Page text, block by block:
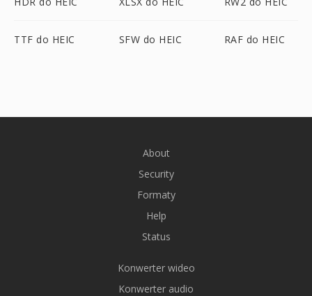
TTF do HEIC SFW do HEIC RAF do HEIC
About
Security
Formaty
Help
Status
Konwerter wideo
Konwerter audio